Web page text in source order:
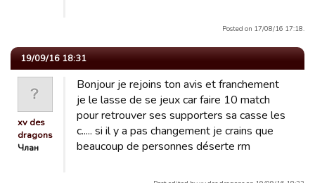
Posted on 17/08/16 17:18.
19/09/16 18:31
xv des
dragons
Члан
Bonjour je rejoins ton avis et franchement
je le lasse de se jeux car faire 10 match
pour retrouver ses supporters sa casse les
c..... si il y a pas changement je crains que
beaucoup de personnes déserte rm